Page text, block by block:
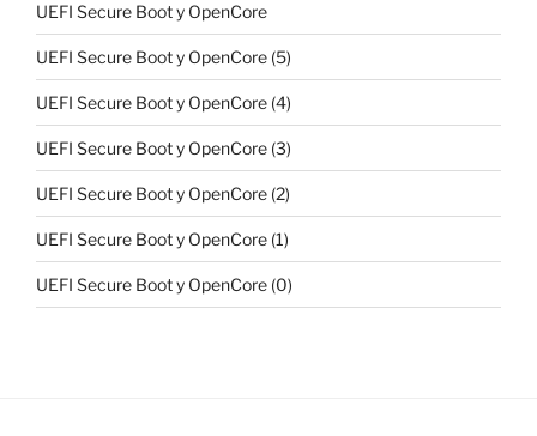
UEFI Secure Boot y OpenCore
UEFI Secure Boot y OpenCore (5)
UEFI Secure Boot y OpenCore (4)
UEFI Secure Boot y OpenCore (3)
UEFI Secure Boot y OpenCore (2)
UEFI Secure Boot y OpenCore (1)
UEFI Secure Boot y OpenCore (0)